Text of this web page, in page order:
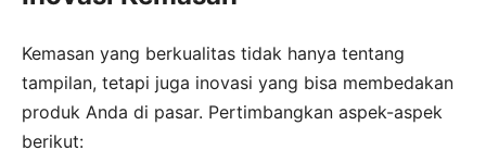
Kemasan yang berkualitas tidak hanya tentang
tampilan, tetapi juga inovasi yang bisa membedakan
produk Anda di pasar. Pertimbangkan aspek-aspek
berikut: